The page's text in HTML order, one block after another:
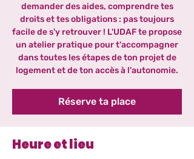
demander des aides, comprendre tes
droits et tes obligations : pas toujours
facile de s'y retrouver ! L'UDAF te propose
un atelier pratique pour t'accompagner
dans toutes les étapes de ton projet de
logement et de ton accès à l'autonomie.
Réserve ta place
Heure et lieu